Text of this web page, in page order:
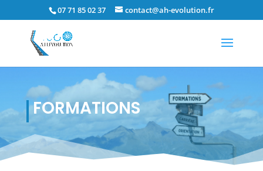
07 71 85 02 37 contact@ah-evolution.fr
FORMATIONS